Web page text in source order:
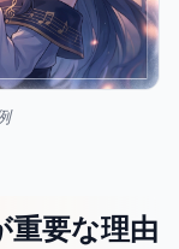
要な理由